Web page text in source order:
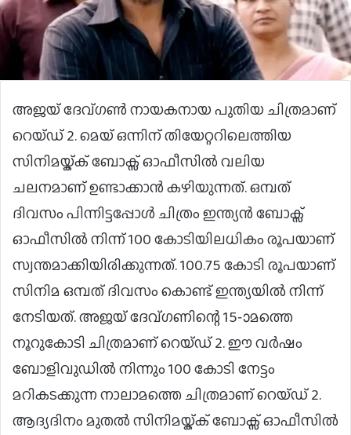
അജയ് ദേവ്ഗൺ നായകനായ പുതിയ ചിത്രമാണ്
റെയ്ഡ് 2. മെയ് ഒന്നിന് തിയേറ്ററിലെത്തിയ
സിനിമയ്ക്ക് ബോക്സ് ഓഫീസിൽ വലിയ
ചലനമാണ് ഉണ്ടാക്കാൻ കഴിയുന്നത്. ഒമ്പത്
ദിവസം പിന്നിട്ടപ്പോൾ ചിത്രം ഇന്ത്യൻ ബോക്സ്
ഓഫീസിൽ നിന്ന് 100 കോടിയിലധികം രൂപയാണ്
സ്വന്തമാക്കിയിരിക്കുന്നത്. 100.75 കോടി രൂപയാണ്
സിനിമ ഒമ്പത് ദിവസം കൊണ്ട് ഇന്ത്യയിൽ നിന്ന്
നേടിയത്. അജയ് ദേവ്ഗണിന്റെ 15-ാമത്തെ
നൂറുകോടി ചിത്രമാണ് റെയ്ഡ് 2. ഈ വർഷം
ബോളിവുഡില്‍ നിന്നും 100 കോടി നേട്ടം
മറികടക്കുന്ന നാലാമത്തെ ചിത്രമാണ് റെയ്ഡ് 2.
ആദ്യദിനം മുതൽ സിനിമയ്ക്ക് ബോക്സ് ഓഫീസിൽ